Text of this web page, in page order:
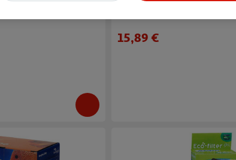
da Água
15,89 €